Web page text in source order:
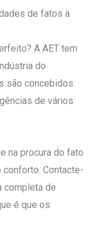
de fatos à
A AET tem
do
são concebidos
de vários
na procura do fato
conforto. Contacte-
completa de
é que os